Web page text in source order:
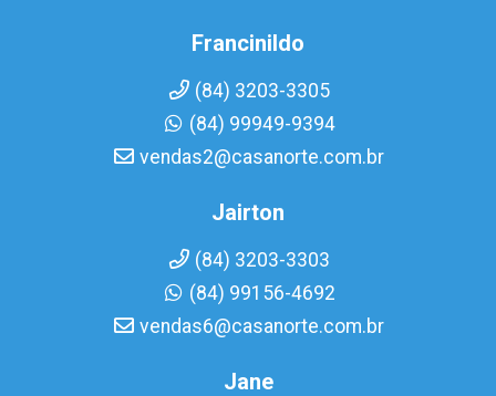
Francinildo
(84) 3203-3305
(84) 99949-9394
vendas2@casanorte.com.br
Jairton
(84) 3203-3303
(84) 99156-4692
vendas6@casanorte.com.br
Jane